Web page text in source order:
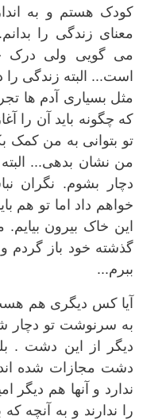
کودک هستم و به
معنای زندگی را بدانم.
می گویی ولی درک
است... البته زندگی را
مثل بسیاری آدم ها
که چگونه باید آن را
تو بتوانی به من کمک
من نشان بدهی... البته
دچار بشوم. نگران
خواهم داد اما تو هم
این خاک بیرون بیایم.
گذشته خود باز گردم و
ببرم...
آیا کس دیگری هم
به سرنوشت تو دچار
دیگر از این دشت .
دشت مجازات شده اند
ندارد و آنها هم دیگر
را ندارند و به آنچه